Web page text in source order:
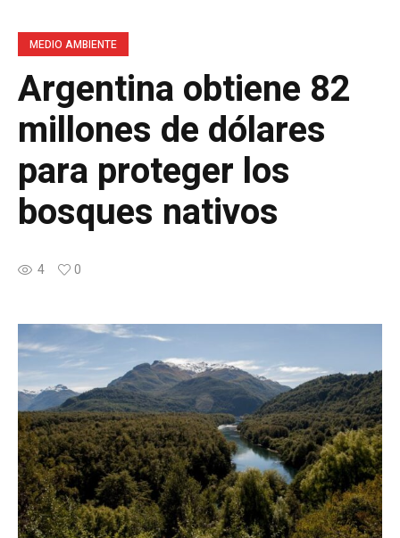
MEDIO AMBIENTE
Argentina obtiene 82
millones de dólares
para proteger los
bosques nativos
4 0